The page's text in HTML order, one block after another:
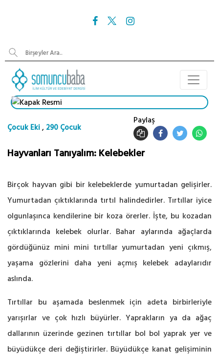
Çocuk Eki, 290 Çocuk
Paylaş
Hayvanları Tanıyalım: Kelebekler
Birçok hayvan gibi bir kelebeklerde yumurtadan gelişirler.
Yumurtadan çıktıklarında tırtıl halindedirler. Tırtıllar iyice
olgunlaşınca kendilerine bir koza örerler. İşte, bu kozadan
çıktıklarında kelebek olurlar. Bahar aylarında ağaçlarda
gördüğünüz mini mini tırtıllar yumurtadan yeni çıkmış,
yaşama gözlerini daha yeni açmış kelebek adaylarıdır
aslında.
Tırtıllar bu aşamada beslenmek için adeta birbirleriyle
yarışırlar ve çok hızlı büyürler. Yaprakların ya da ağaç
dallarının üzerinde gezinen tırtıllar bol bol yaprak yer ve
büyüdükçe deri değiştirirler. Büyüdükçe kanat gelişiminin